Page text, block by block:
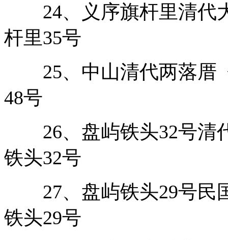
24、义序旗杆里清代
杆里35号
25、中山清代两落厝
48号
26、盘屿铁头32号清
铁头32号
27、盘屿铁头29号民
铁头29号